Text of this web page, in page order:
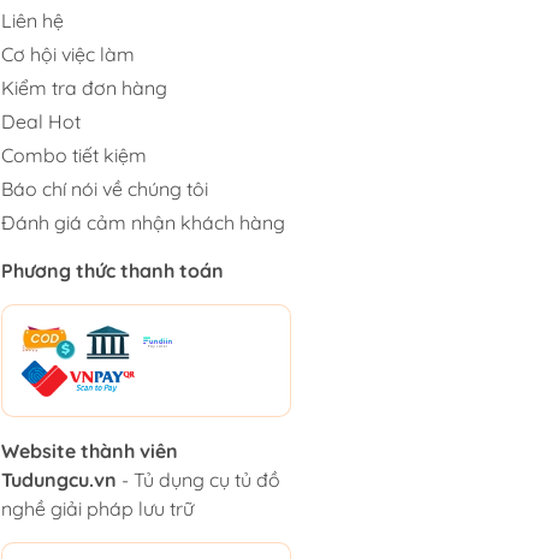
Liên hệ
Cơ hội việc làm
Kiểm tra đơn hàng
Deal Hot
Combo tiết kiệm
Báo chí nói về chúng tôi
Đánh giá cảm nhận khách hàng
Phương thức thanh toán
Website thành viên
Tudungcu.vn - Tủ dụng cụ tủ đồ
nghề giải pháp lưu trữ